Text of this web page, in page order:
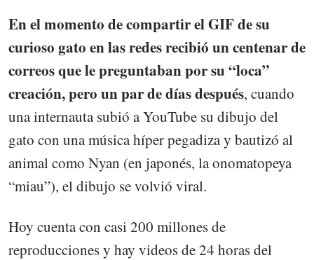
En el momento de compartir el GIF de su
curioso gato en las redes recibió un centenar de
correos que le preguntaban por su “loca”
creación, pero un par de días después, cuando
una internauta subió a YouTube su dibujo del
gato con una música híper pegadiza y bautizó al
animal como Nyan (en japonés, la onomatopeya
“miau”), el dibujo se volvió viral.
Hoy cuenta con casi 200 millones de
reproducciones y hay videos de 24 horas del